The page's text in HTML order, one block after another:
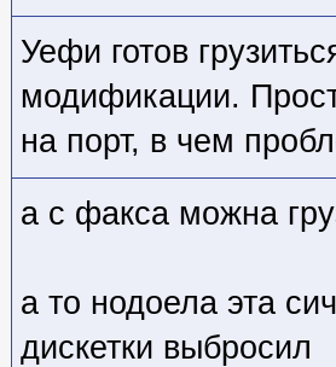
Уефи готов
модификации.
на порт, в чем
а с факса можна
а то нодоела эта
дискетки выбросил